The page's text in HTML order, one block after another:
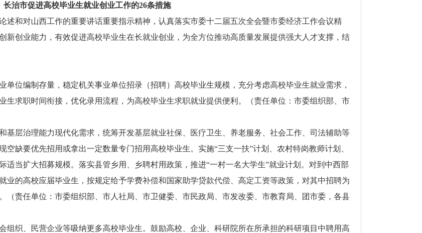
长治市促进高校毕业生就业创业工作的26条措施
述和对山西工作的重要讲话重要指示精神，认真落实市委十二届五次全会暨市委经济工作会议精
新创业能力，有效促进高校毕业生在长就业创业，为全方位推动高质量发展提供强大人才支撑，结
单位编制存量，稳定机关事业单位招录（招聘）高校毕业生规模，充分考虑高校毕业生就业需求，
生求职时间衔接，优化录用流程，为高校毕业生求职就业提供便利。（责任单位：市委组织部、市
基层治理能力现代化需求，统筹开发基层就业社保、医疗卫生、养老服务、社会工作、司法辅助等
缺要优先招用或拿出一定数量专门招用高校毕业生。实施“三支一扶”计划、农村特岗教师计划、
适当扩大招募规模。落实县管乡用、乡聘村用政策，推进“一村一名大学生”就业计划。对到中西部
业的高校应届毕业生，按规定给予学费补偿和国家助学贷款代偿、高定工资等政策，对其中招聘为
（责任单位：市委组织部、市人社局、市卫健委、市民政局、市发改委、市教育局、团市委，各县
组织、民营企业等吸纳更多高校毕业生。鼓励高校、企业、科研院所在所承担的科研项目中聘用高